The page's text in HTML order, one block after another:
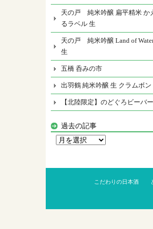
天の戸 純米吟醸 扁平精米 か
るラベル 生
天の戸 純米吟醸 Land of
生
五橋 呑みの市
出羽鶴 純米吟醸 生 クラムボン
【北陸限定】のどぐろビーバー
過去の記事
こだわりの日本酒